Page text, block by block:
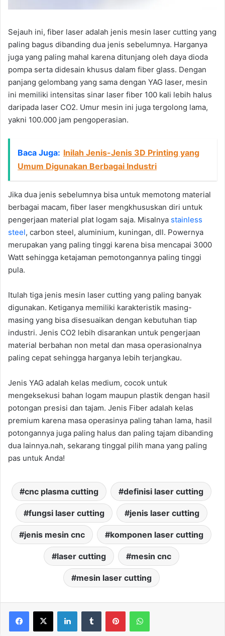
Sejauh ini, fiber laser adalah jenis mesin laser cutting yang
paling bagus dibanding dua jenis sebelumnya. Harganya
juga yang paling mahal karena ditunjang oleh daya dioda
pompa serta didesain khusus dalam fiber glass. Dengan
panjang gelombang yang sama dengan YAG laser, mesin
ini memiliki intensitas sinar laser fiber 100 kali lebih halus
daripada laser CO2. Umur mesin ini juga tergolong lama,
yakni 100.000 jam pengoperasian.
Baca Juga: Inilah Jenis-Jenis 3D Printing yang
Umum Digunakan Berbagai Industri
Jika dua jenis sebelumnya bisa untuk memotong material
berbagai macam, fiber laser mengkhususkan diri untuk
pengerjaan material plat logam saja. Misalnya stainless
steel, carbon steel, aluminium, kuningan, dll. Powernya
merupakan yang paling tinggi karena bisa mencapai 3000
Watt sehingga ketajaman pemotongannya paling tinggi
pula.
Itulah tiga jenis mesin laser cutting yang paling banyak
digunakan. Ketiganya memiliki karakteristik masing-
masing yang bisa disesuaikan dengan kebutuhan tiap
industri. Jenis CO2 lebih disarankan untuk pengerjaan
material berbahan non metal dan masa operasionalnya
paling cepat sehingga harganya lebih terjangkau.
Jenis YAG adalah kelas medium, cocok untuk
mengeksekusi bahan logam maupun plastik dengan hasil
potongan presisi dan tajam. Jenis Fiber adalah kelas
premium karena masa operasinya paling tahan lama, hasil
potongannya juga paling halus dan paling tajam dibanding
dua lainnya.nah, sekarang tinggal pilih mana yang paling
pas untuk Anda!
cnc plasma cutting definisi laser cutting
fungsi laser cutting jenis laser cutting
jenis mesin cnc komponen laser cutting
laser cutting mesin cnc
mesin laser cutting
LinkedInTumblr PinterestWhatsApp